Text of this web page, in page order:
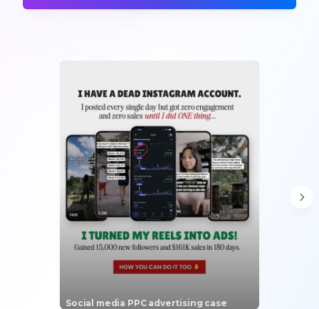
Social media PPC advertising case